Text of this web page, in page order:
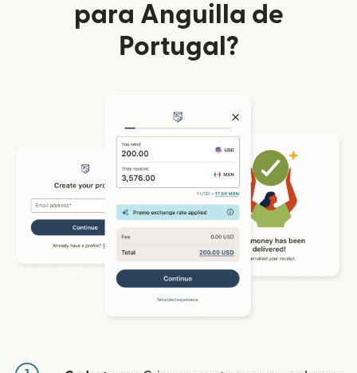
para Anguilla de
Portugal?